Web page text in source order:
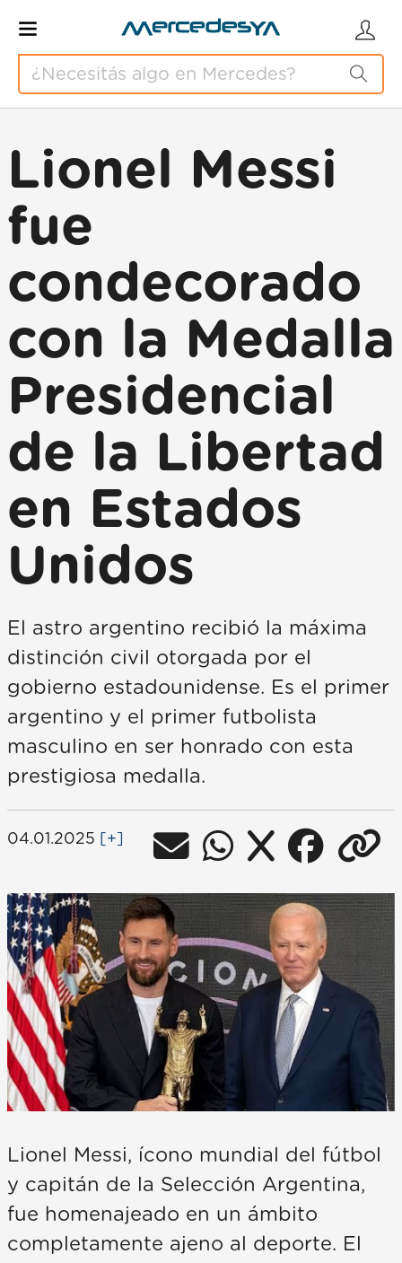
Lionel Messi
fue
condecorado
con la Medalla
Presidencial
de la Libertad
en Estados
Unidos
El astro argentino recibió la máxima
distinción civil otorgada por el
gobierno estadounidense. Es el primer
argentino y el primer futbolista
masculino en ser honrado con esta
prestigiosa medalla.
04.01.2025 [+]
Lionel Messi, ícono mundial del fútbol
y capitán de la Selección Argentina,
fue homenajeado en un ámbito
completamente ajeno al deporte. El